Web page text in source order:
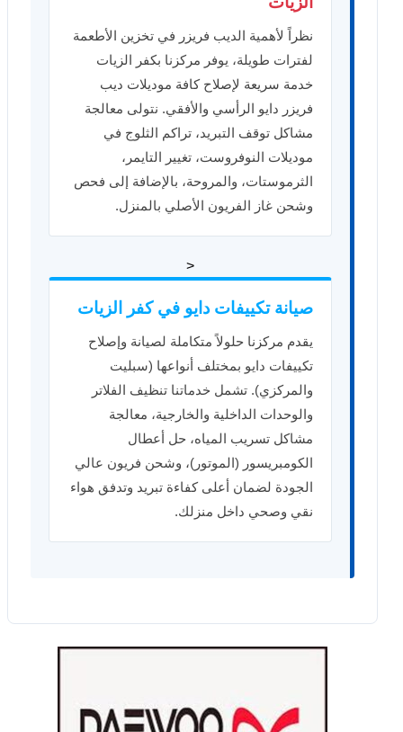
نظراً لأهمية الديب فريزر في تخزين الأطعمة
لفترات طويلة، يوفر مركزنا بكفر الزيات
خدمة سريعة لإصلاح كافة موديلات ديب
فريزر دايو الرأسي والأفقي. نتولى معالجة
مشاكل توقف التبريد، تراكم الثلوج في
موديلات النوفروست، تغيير التايمر،
الثرموستات، والمروحة، بالإضافة إلى فحص
وشحن غاز الفريون الأصلي بالمنزل.
<
صيانة تكييفات دايو في كفر الزيات
يقدم مركزنا حلولاً متكاملة لصيانة وإصلاح
تكييفات دايو بمختلف أنواعها (سبليت
والمركزي). تشمل خدماتنا تنظيف الفلاتر
والوحدات الداخلية والخارجية، معالجة
مشاكل تسريب المياه، حل أعطال
الكومبريسور (الموتور)، وشحن فريون عالي
الجودة لضمان أعلى كفاءة تبريد وتدفق هواء
نقي وصحي داخل منزلك.